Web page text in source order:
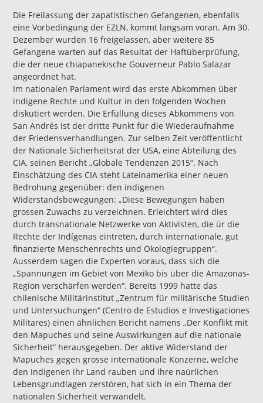
Die Freilassung der zapatistischen Gefangenen, ebenfalls
eine Vorbedingung der EZLN, kommt langsam voran. Am 30.
Dezember wurden 16 freigelassen, aber weitere 85
Gefangene warten auf das Resultat der Haftüberprüfung,
die der neue chiapanekische Gouverneur Pablo Salazar
angeordnet hat.
Im nationalen Parlament wird das erste Abkommen über
indigene Rechte und Kultur in den folgenden Wochen
diskutiert werden. Die Erfüllung dieses Abkommens von
San Andrés ist der dritte Punkt für die Wiederaufnahme
der Friedensverhandlungen. Zur selben Zeit veröffentlicht
der Nationale Sicherheitsrat der USA, eine Abteilung des
CIA, seinen Bericht „Globale Tendenzen 2015“. Nach
Einschätzung des CIA steht Lateinamerika einer neuen
Bedrohung gegenüber: den indigenen
Widerstandsbewegungen: „Diese Bewegungen haben
grossen Zuwachs zu verzeichnen. Erleichtert wird dies
durch transnationale Netzwerke von Aktivisten, die ür die
Rechte der Indígenas eintreten, durch internationale, gut
finanzierte Menschenrechts und Ökologiegruppen“.
Ausserdem sagen die Experten voraus, dass sich die
„Spannungen im Gebiet von Mexiko bis über die Amazonas-
Region verschärfen werden“. Bereits 1999 hatte das
chilenische Militärinstitut „Zentrum für militärische Studien
und Untersuchungen“ (Centro de Estudios e Investigaciones
Militares) einen ähnlichen Bericht namens „Der Konflikt mit
den Mapuches und seine Auswirkungen auf die nationale
Sicherheit“ herausgegeben. Der aktive Widerstand der
Mapuches gegen grosse internationale Konzerne, welche
den Indigenen ihr Land rauben und ihre naürlichen
Lebensgrundlagen zerstören, hat sich in ein Thema der
nationalen Sicherheit verwandelt.